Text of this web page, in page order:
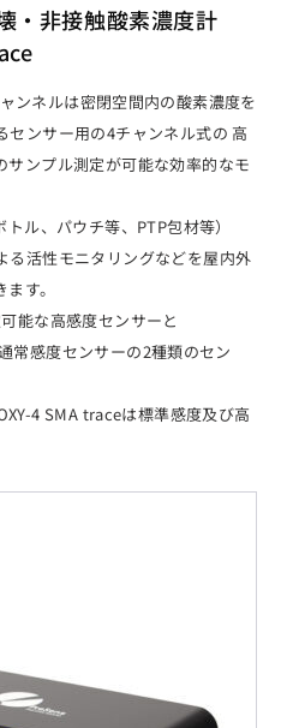
・非接触酸素濃度計
ンネルは密閉空間内の酸素濃度を
ンサー用の4チャンネル式の 高
ンプル測定が可能な効率的なモ
ル、パウチ等、PTP包材等）
る活性モニタリングなどを屋内外
す。
能な高感度センサーと
常感度センサーの2種類のセン
4 SMA traceは標準感度及び高